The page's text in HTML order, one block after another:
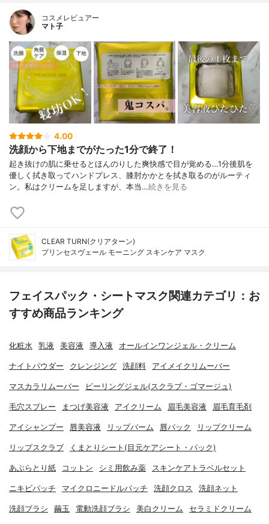
コスメレビュアー
マト子
4.00
洗顔から下地までがたった1分で終了！
起き抜けの肌に乗せるとほんのりした爽快感で目が覚める…1分後肌を
優しく拭き取ってハンドプレス、膝肘かかとを拭き取るのがルーティ
ン。私はクリームを足しますが、本当…続きを見る
CLEAR TURN(クリアターン)
プリンセスヴェール モーニング スキンケア マスク
フェイスパック・シートマスク関連カテゴリ：お
すすめ商品ランキング
化粧水 乳液 美容液 導入液 オールインワンジェル・クリーム
ナイトパウダー クレンジング 洗顔料 アイメイクリムーバー
マスカラリムーバー ピーリングジェル(スクラブ・ゴマージュ)
毛穴スプレー まつげ美容液 アイクリーム 眉毛美容液 眉毛育毛剤
アイシャンプー 唇美容液 リップバーム 唇パック リップクリーム
リップスクラブ くまとりシート(目元ケアシート・パック)
あぶらとり紙 コットン シミ用飲み薬 スキンケアトラベルセット
ニキビパッチ マイクロニードルパッチ 洗顔クロス 洗顔ネット
洗顔ブラシ 繭玉 電動洗顔ブラシ 美白クリーム セラミドクリーム